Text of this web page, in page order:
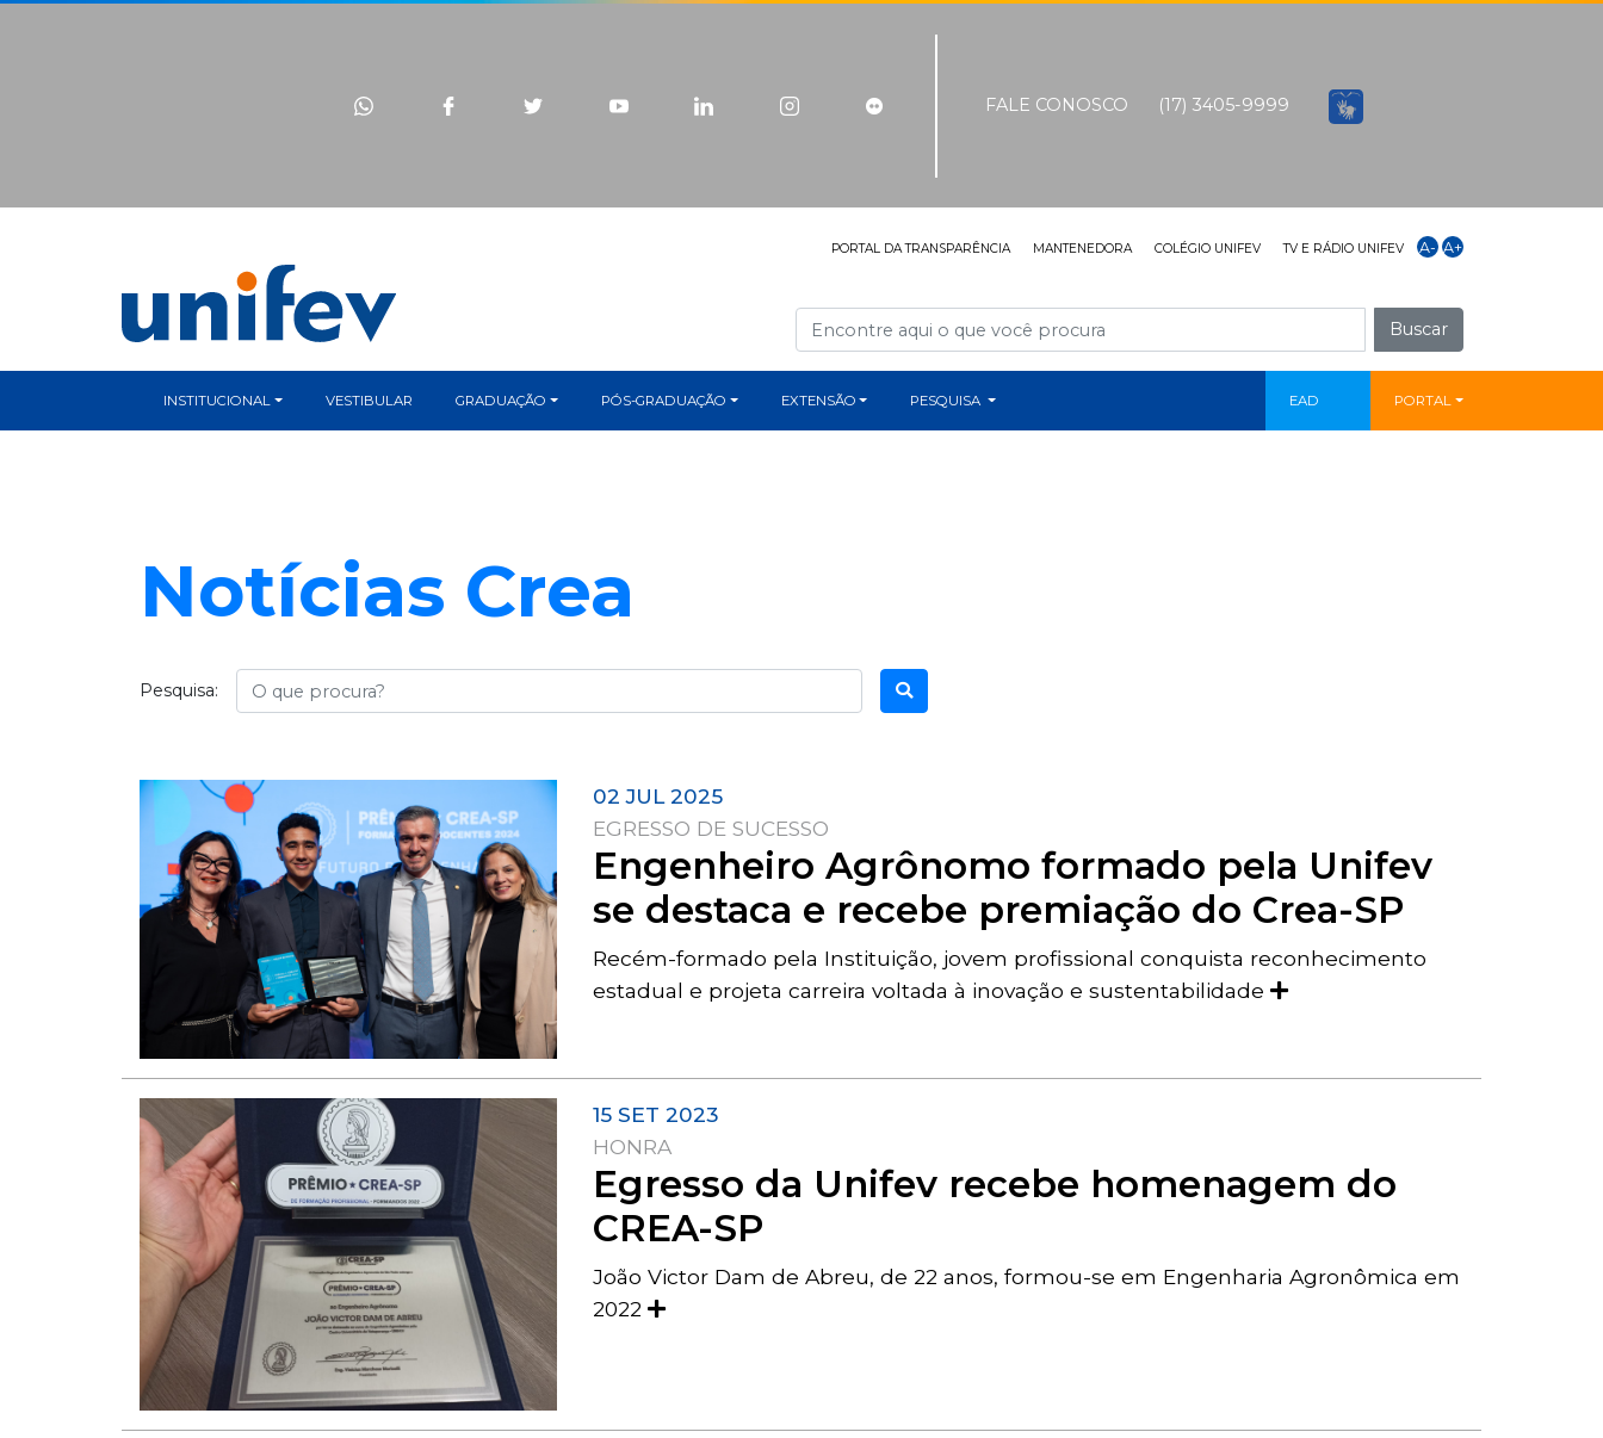
FALE CONOSCO (17) 3405-9999
PORTAL DA TRANSPARÊNCIA MANTENEDORA COLÉGIO UNIFEV TV E RÁDIO UNIFEV A- A+
Buscar
INSTITUCIONAL VESTIBULAR GRADUAÇÃO PÓS-GRADUAÇÃO EXTENSÃO PESQUISA EAD PORTAL
Notícias Crea
Pesquisa:Busca
02 JUL 2025
EGRESSO DE SUCESSO
Engenheiro Agrônomo formado pela Unifev
se destaca e recebe premiação do Crea-SP
Recém-formado pela Instituição, jovem profissional conquista reconhecimento
estadual e projeta carreira voltada à inovação e sustentabilidade
15 SET 2023
HONRA
Egresso da Unifev recebe homenagem do
CREA-SP
João Victor Dam de Abreu, de 22 anos, formou-se em Engenharia Agronômica em
2022